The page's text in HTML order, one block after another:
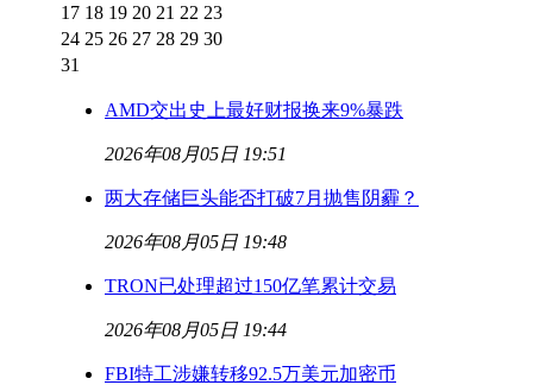
17 18 19 20 21 22 23
24 25 26 27 28 29 30
31
AMD交出史上最好财报换来9%暴跌
2026年08月05日 19:51
两大存储巨头能否打破7月抛售阴霾？
2026年08月05日 19:48
TRON已处理超过150亿笔累计交易
2026年08月05日 19:44
FBI特工涉嫌转移92.5万美元加密币